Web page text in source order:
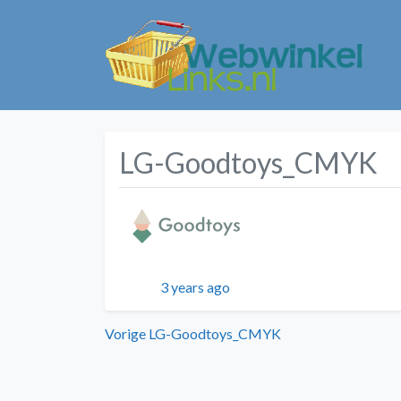
LG-Goodtoys_CMYK
Geplaatst
3 years ago
Bericht
Vorige Vorig
LG-Goodtoys_CMYK